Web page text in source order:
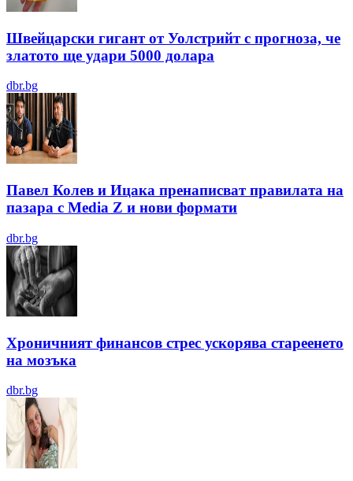
Швейцарски гигант от Уолстрийт с прогноза, че
златото ще удари 5000 долара
dbr.bg
Павел Колев и Ицака пренаписват правилата на
пазара с Media Z и нови формати
dbr.bg
Хроничният финансов стрес ускорява стареенето
на мозъка
dbr.bg